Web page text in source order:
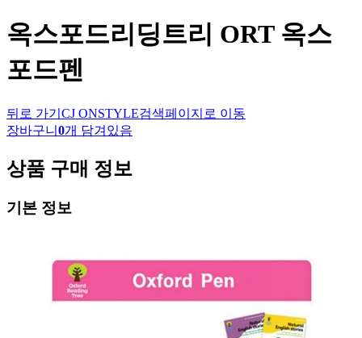
옥스포드리딩트리 ORT 옥스
포드펜
뒤로 가기 CJ ONSTYLE검색페이지로 이동
장바구니 0개 담겨있음
상품 구매 정보
기본 정보